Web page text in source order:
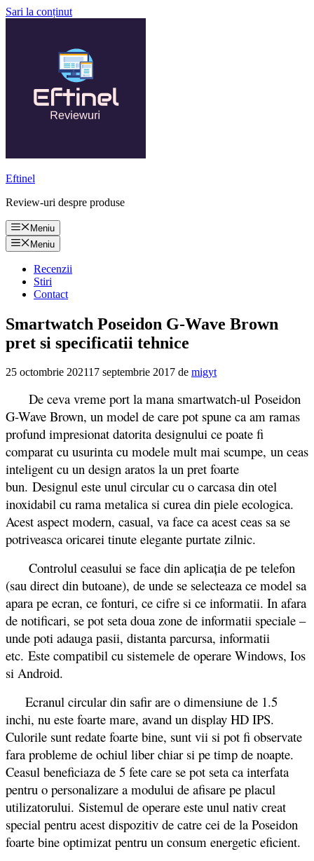
Sari la conținut
Eftinel
Review-uri despre produse
Meniu
Meniu
Recenzii
Stiri
Contact
Smartwatch Poseidon G-Wave Brown
pret si specificatii tehnice
25 octombrie 202117 septembrie 2017 de migyt
De ceva vreme port la mana smartwatch-ul Poseidon
G-Wave Brown, un model de care pot spune ca am ramas
profund impresionat datorita designului ce poate fi
comparat cu usurinta cu modele mult mai scumpe, un ceas
inteligent cu un design aratos la un pret foarte
bun. Designul este unul circular cu o carcasa din otel
inoxidabil cu rama metalica si curea din piele ecologica.
Acest aspect modern, casual, va face ca acest ceas sa se
potriveasca oricarei tinute elegante purtate zilnic.
Controlul ceasului se face din aplicația de pe telefon
(sau direct din butoane), de unde se selecteaza ce model sa
apara pe ecran, ce fonturi, ce cifre si ce informatii. In afara
de notificari, se pot seta doua zone de informatii speciale –
unde poti adauga pasii, distanta parcursa, informatii
etc. Este compatibil cu sistemele de operare Windows, Ios
si Android.
Ecranul circular din safir are o dimensiune de 1.5
inchi, nu este foarte mare, avand un display HD IPS.
Culorile sunt redate foarte bine, sunt vii si pot fi observate
fara probleme de ochiul liber chiar si pe timp de noapte.
Ceasul beneficiaza de 5 fete care se pot seta ca interfata
pentru o personalizare a modului de afisare pe placul
utilizatorului. Sistemul de operare este unul nativ creat
special pentru acest dispozitiv de catre cei de la Poseidon
foarte bine optimizat pentru un consum energetic eficient.